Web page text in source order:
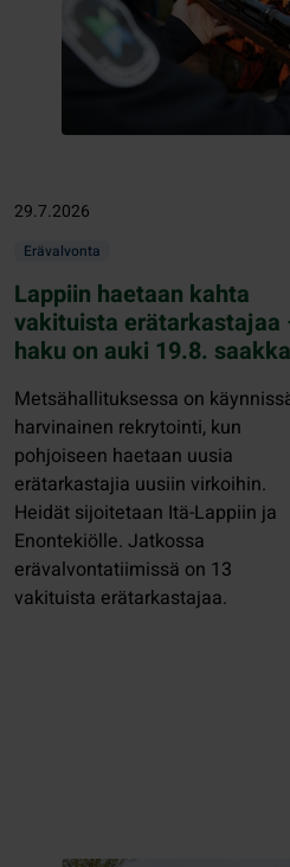
29.7.2026
Erävalvonta
Lappiin haetaan kahta
vakituista erätarkastajaa
haku on auki 19.8. saakka
Metsähallituksessa on
harvinainen rekrytointi, kun
pohjoiseen haetaan uusia
erätarkastajia uusiin virkoihin.
Heidät sijoitetaan Itä-Lappiin ja
Enontekiölle. Jatkossa
erävalvontatiimissä on 13
vakituista erätarkastajaa.